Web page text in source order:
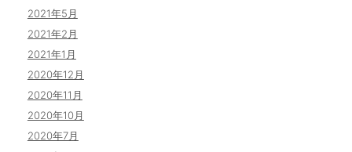
2021年5月
2021年2月
2021年1月
2020年12月
2020年11月
2020年10月
2020年7月